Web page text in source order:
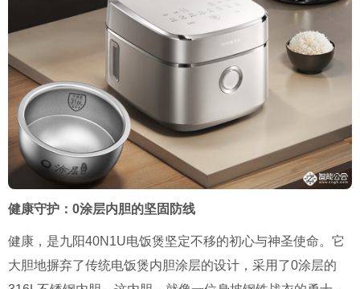
健康守护：0涂层内胆的坚固防线
健康，是九阳40N1U电饭煲坚定不移的初心与神圣使命。它
大胆地摒弃了传统电饭煲内胆涂层的设计，采用了0涂层的